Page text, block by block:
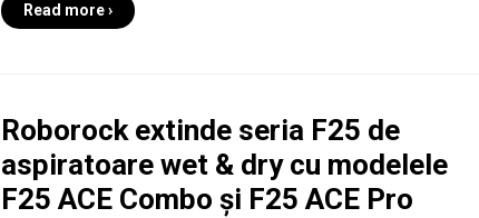
Read more ›
Roborock extinde seria F25 de
aspiratoare wet & dry cu modelele
F25 ACE Combo și F25 ACE Pro